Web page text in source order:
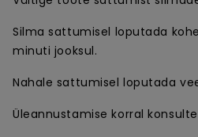
Silma sattumisel loputada
minuti jooksul.
Nahale sattumisel loputada
Üleannustamise korral